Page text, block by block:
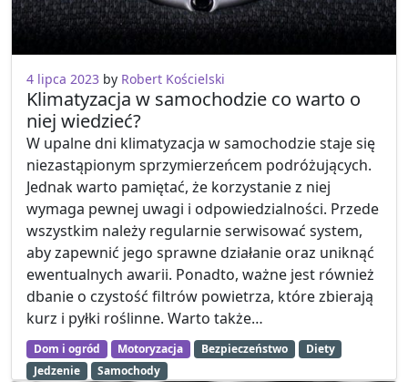
4 lipca 2023 by Robert Kościelski
Klimatyzacja w samochodzie co warto o
niej wiedzieć?
W upalne dni klimatyzacja w samochodzie staje się
niezastąpionym sprzymierzeńcem podróżujących.
Jednak warto pamiętać, że korzystanie z niej
wymaga pewnej uwagi i odpowiedzialności. Przede
wszystkim należy regularnie serwisować system,
aby zapewnić jego sprawne działanie oraz uniknąć
ewentualnych awarii. Ponadto, ważne jest również
dbanie o czystość filtrów powietrza, które zbierają
kurz i pyłki roślinne. Warto także…
Dom i ogród Motoryzacja Bezpieczeństwo
Diety
Jedzenie
Samochody